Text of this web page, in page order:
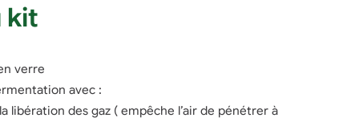
kit
verre
avec :
libération des gaz ( empêche l’air de pénétrer à